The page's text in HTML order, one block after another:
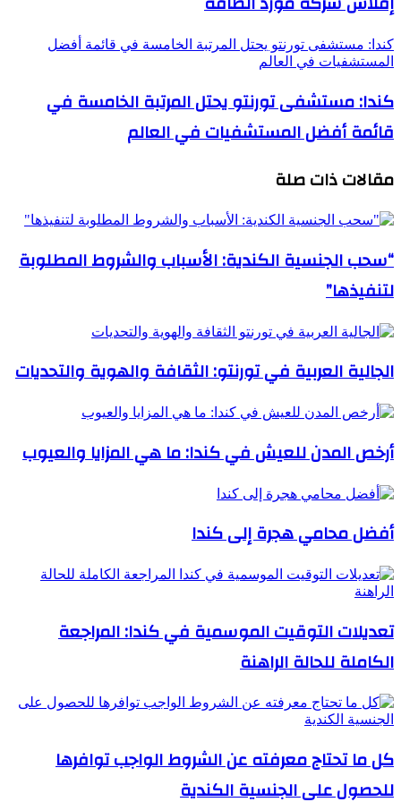
كندا: مستشفى تورنتو يحتل المرتبة الخامسة في قائمة أفضل
المستشفيات في العالم
كندا: مستشفى تورنتو يحتل المرتبة الخامسة في
قائمة أفضل المستشفيات في العالم
مقالات ذات صلة
“سحب الجنسية الكندية: الأسباب والشروط المطلوبة
لتنفيذها”
الجالية العربية في تورنتو: الثقافة والهوية والتحديات
أرخص المدن للعيش في كندا: ما هي المزايا والعيوب
أفضل محامي هجرة إلى كندا
تعديلات التوقيت الموسمية في كندا: المراجعة
الكاملة للحالة الراهنة
كل ما تحتاج معرفته عن الشروط الواجب توافرها
للحصول على الجنسية الكندية